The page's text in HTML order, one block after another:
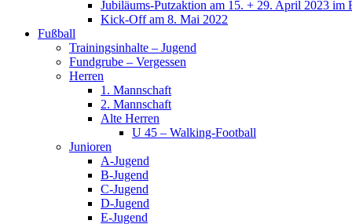
Jubiläums-Putzaktion am 15. + 29. April 2023 im
Kick-Off am 8. Mai 2022
Fußball
Trainingsinhalte – Jugend
Fundgrube – Vergessen
Herren
1. Mannschaft
2. Mannschaft
Alte Herren
U 45 – Walking-Football
Junioren
A-Jugend
B-Jugend
C-Jugend
D-Jugend
E-Jugend